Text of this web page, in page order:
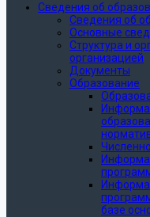
Сведения об
Сведения об
Основные
Структура и
организацией
Документы
Образование
базе